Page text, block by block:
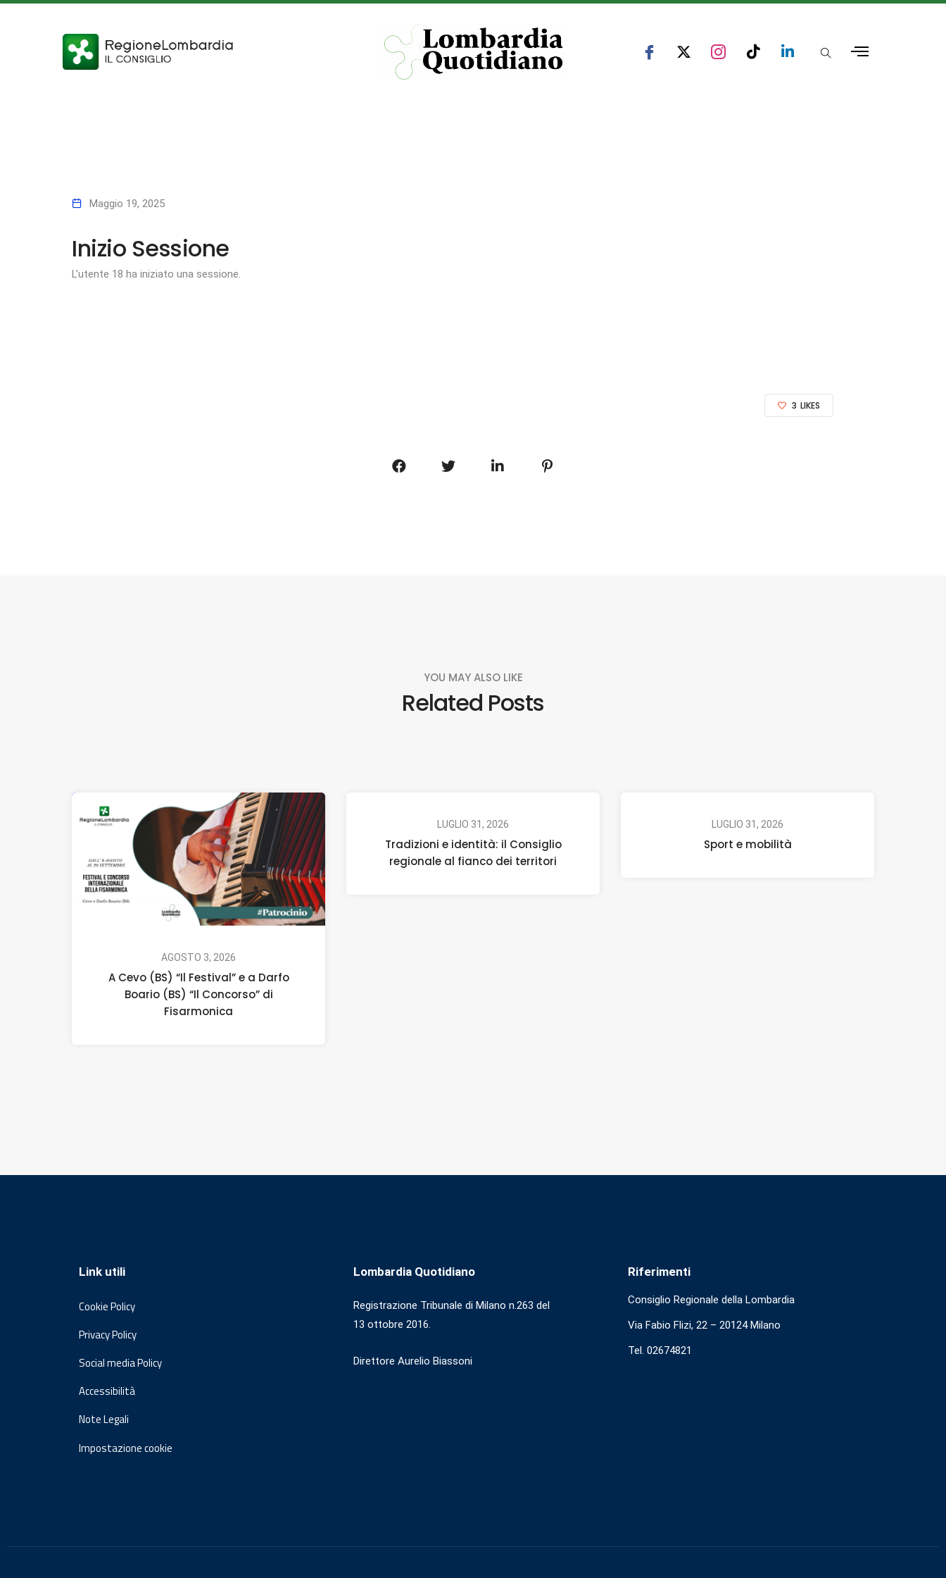
Maggio 19, 2025
Inizio Sessione
L’utente 18 ha iniziato una sessione.
3 LIKES
YOU MAY ALSO LIKE
Related Posts
AGOSTO 3, 2026
A Cevo (BS) “Il Festival” e a Darfo
Boario (BS) “Il Concorso” di
Fisarmonica
LUGLIO 31, 2026
Tradizioni e identità: il Consiglio
regionale al fianco dei territori
LUGLIO 31, 2026
Sport e mobilità
Link utili
Cookie Policy
Privacy Policy
Social media Policy
Accessibilità
Note Legali
Impostazione cookie
Lombardia Quotidiano
Registrazione Tribunale di Milano n.263 del
13 ottobre 2016.
Direttore Aurelio Biassoni
Riferimenti
Consiglio Regionale della Lombardia
Via Fabio Flizi, 22 – 20124 Milano
Tel. 02674821